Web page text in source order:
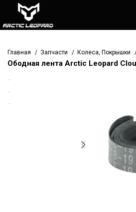
Главная Запчасти Колеса, Покрышки
Ободная лента Arctic Leopard